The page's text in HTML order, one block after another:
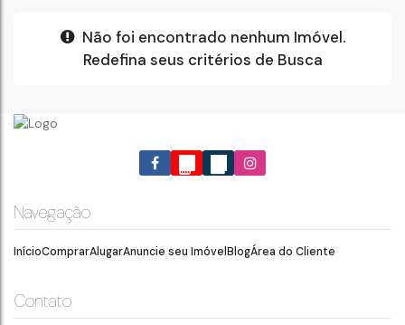
Não foi encontrado nenhum Imóvel.
Redefina seus critérios de Busca
Navegação
InícioComprarAlugarAnuncie seu ImóvelBlogÁrea do Cliente
Contato